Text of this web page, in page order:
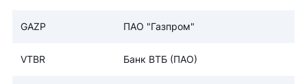
GAZP ПАО "Газпром"
VTBR Банк ВТБ (ПАО)